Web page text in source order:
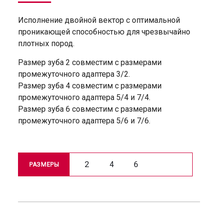
Исполнение двойной вектор с оптимальной
проникающей способностью для чрезвычайно
плотных пород.
Размер зуба 2 совместим с размерами
промежуточного адаптера 3/2.
Размер зуба 4 совместим с размерами
промежуточного адаптера 5/4 и 7/4.
Размер зуба 6 совместим с размерами
промежуточного адаптера 5/6 и 7/6.
РАЗМЕРЫ 2 4 6